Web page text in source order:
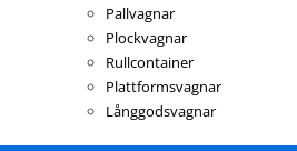
Pallvagnar
Plockvagnar
Rullcontainer
Plattformsvagnar
Långgodsvagnar